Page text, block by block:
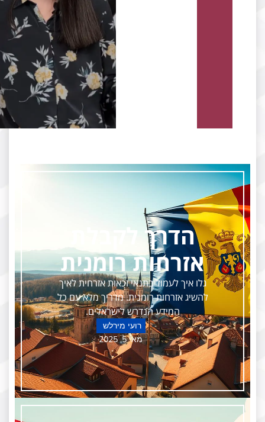
הדרך לקבלת
אזרחות רומנית
גלו איך לעמוד בתנאי זכאות אזרחית לאיך
להשיג אזרחות רומנית. מדריך מלא עם כל
המידע הנדרש לישראלים.
רועי מירלש
מאי 5, 2025